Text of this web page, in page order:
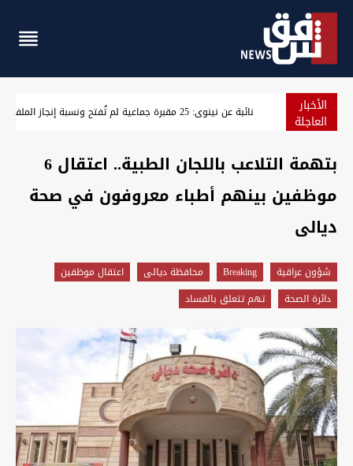
الأخبار
العاجلة "سلاح الفصائل إلى الحشد".. اتفاق على التسليم قبل نهاية
بتهمة التلاعب باللجان الطبية.. اعتقال 6
موظفين بينهم أطباء معروفون في صحة
ديالى
شؤون عراقية Breaking محافظة ديالى
اعتقال موظفين
دائرة الصحة
تهم تتعلق بالفساد